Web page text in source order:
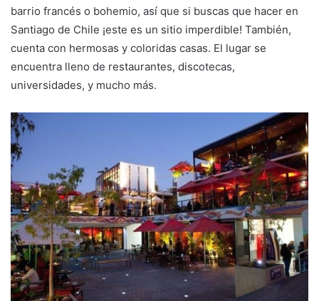
barrio francés o bohemio, así que si buscas que hacer en
Santiago de Chile ¡este es un sitio imperdible! También,
cuenta con hermosas y coloridas casas. El lugar se
encuentra lleno de restaurantes, discotecas,
universidades, y mucho más.